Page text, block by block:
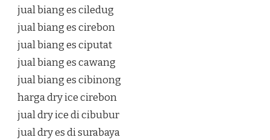
jual biang es ciledug
jual biang es cirebon
jual biang es ciputat
jual biang es cawang
jual biang es cibinong
harga dry ice cirebon
jual dry ice di cibubur
jual dry es di surabaya